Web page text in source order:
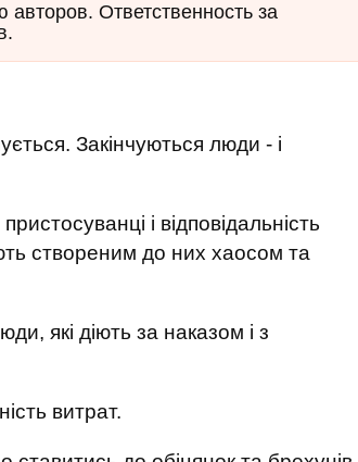
Ответственность за
Закінчуються люди - і
і відповідальність
створеним до них хаосом та
які діють за наказом і з
витрат.